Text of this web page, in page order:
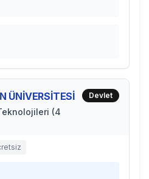
ÜNİVERSİTESİ
(4
Devlet